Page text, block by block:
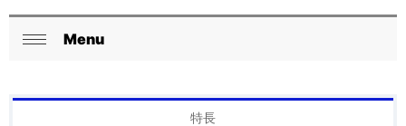
現
ロ
る
Menu
特長